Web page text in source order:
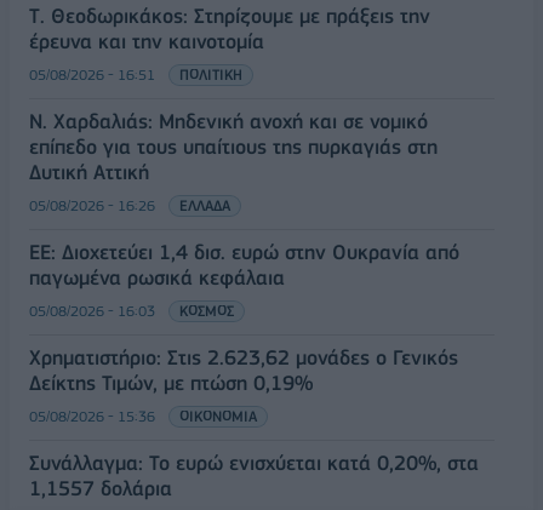
Τ. Θεοδωρικάκος: Στηρίζουμε με πράξεις την
έρευνα και την καινοτομία
05/08/2026 - 16:51 ΠΟΛΙΤΙΚΗ
Ν. Χαρδαλιάς: Μηδενική ανοχή και σε νομικό
επίπεδο για τους υπαίτιους της πυρκαγιάς στη
Δυτική Αττική
05/08/2026 - 16:26 ΕΛΛΑΔΑ
ΕΕ: Διοχετεύει 1,4 δισ. ευρώ στην Ουκρανία από
παγωμένα ρωσικά κεφάλαια
05/08/2026 - 16:03 ΚΟΣΜΟΣ
Χρηματιστήριο: Στις 2.623,62 μονάδες ο Γενικός
Δείκτης Τιμών, με πτώση 0,19%
05/08/2026 - 15:36 ΟΙΚΟΝΟΜΙΑ
Συνάλλαγμα: Το ευρώ ενισχύεται κατά 0,20%, στα
1,1557 δολάρια